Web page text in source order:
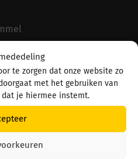
te zorgen dat onze website zo
met het gebruiken van
je hiermee instemt.
hoogwaardige